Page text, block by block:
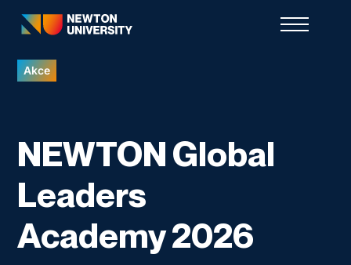
Akce
NEWTON Global
Leaders
Academy 2026